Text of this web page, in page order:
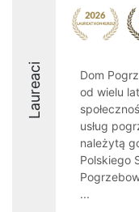
Laureaci
Dom
od wielu
usług
należytą
Polskiego
...